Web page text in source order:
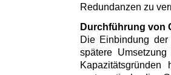
Redundanzen zu
Durchführung von
Die Einbindung
spätere